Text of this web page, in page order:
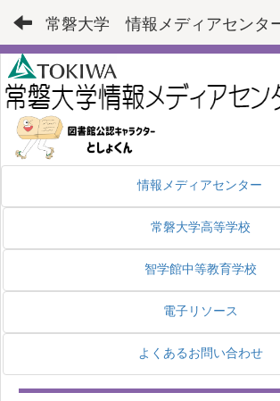
常磐大学 情報メディアセンタ
情報メディアセンター
常磐大学高等学校
智学館中等教育学校
電子リソース
よくあるお問い合わせ